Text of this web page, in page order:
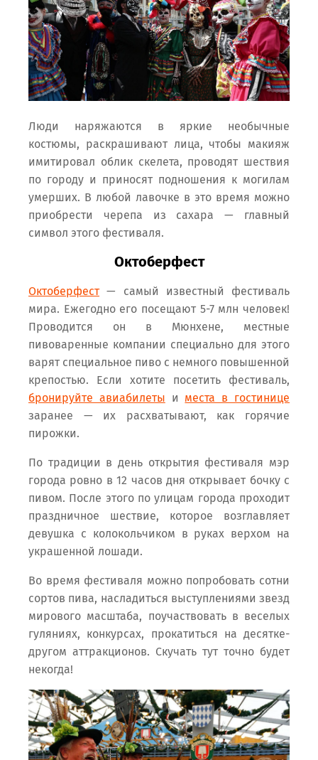
Люди наряжаются в яркие необычные
костюмы, раскрашивают лица, чтобы макияж
имитировал облик скелета, проводят шествия
по городу и приносят подношения к могилам
умерших. В любой лавочке в это время можно
приобрести черепа из сахара — главный
символ этого фестиваля.
Октоберфест
Октоберфест— самый известный фестиваль
мира. Ежегодно его посещают 5-7 млн человек!
Проводится он в Мюнхене, местные
пивоваренные компании специально для этого
варят специальное пиво с немного повышенной
крепостью. Если хотите посетить фестиваль,
бронируйте авиабилеты и места в гостинице
заранее — их расхватывают, как горячие
пирожки.
По традиции в день открытия фестиваля мэр
города ровно в 12 часов дня открывает бочку с
пивом. После этого по улицам города проходит
праздничное шествие, которое возглавляет
девушка с колокольчиком в руках верхом на
украшенной лошади.
Во время фестиваля можно попробовать сотни
сортов пива, насладиться выступлениями звезд
мирового масштаба, поучаствовать в веселых
гуляниях, конкурсах, прокатиться на десятке-
другом аттракционов. Скучать тут точно будет
некогда!